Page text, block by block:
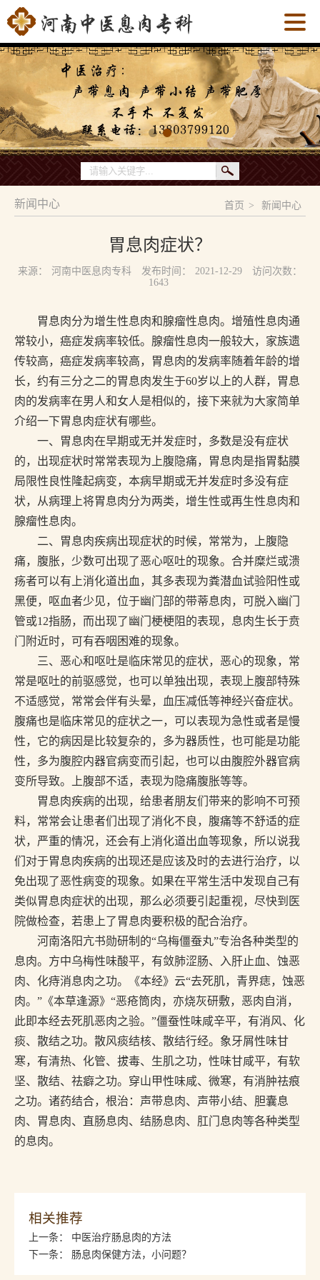
新闻中心 首页 > 新闻中心
胃息肉症状？
来源： 河南中医息肉专科 发布时间： 2021-12-29
访问次数：
1643
胃息肉分为增生性息肉和腺瘤性息肉。增殖性息肉通
常较小，癌症发病率较低。腺瘤性息肉一般较大，家族遗
传较高，癌症发病率较高，胃息肉的发病率随着年龄的增
长，约有三分之二的胃息肉发生于60岁以上的人群，胃息
肉的发病率在男人和女人是相似的，接下来就为大家简单
介绍一下胃息肉症状有哪些。
一、胃息肉在早期或无并发症时，多数是没有症状
的，出现症状时常常表现为上腹隐痛，胃息肉是指胃黏膜
局限性良性隆起病变，本病早期或无并发症时多没有症
状，从病理上将胃息肉分为两类，增生性或再生性息肉和
腺瘤性息肉。
二、胃息肉疾病出现症状的时候，常常为，上腹隐
痛，腹胀，少数可出现了恶心呕吐的现象。合并糜烂或溃
疡者可以有上消化道出血，其多表现为粪潜血试验阳性或
黑便，呕血者少见，位于幽门部的带蒂息肉，可脱入幽门
管或12指肠，而出现了幽门梗梗阻的表现，息肉生长于贲
门附近时，可有吞咽困难的现象。
三、恶心和呕吐是临床常见的症状，恶心的现象，常
常是呕吐的前驱感觉，也可以单独出现，表现上腹部特殊
不适感觉，常常会伴有头晕，血压减低等神经兴奋症状。
腹痛也是临床常见的症状之一，可以表现为急性或者是慢
性，它的病因是比较复杂的，多为器质性，也可能是功能
性，多为腹腔内器官病变而引起，也可以由腹腔外器官病
变所导致。上腹部不适，表现为隐痛腹胀等等。
胃息肉疾病的出现，给患者朋友们带来的影响不可预
料，常常会让患者们出现了消化不良，腹痛等不舒适的症
状，严重的情况，还会有上消化道出血等现象，所以说我
们对于胃息肉疾病的出现还是应该及时的去进行治疗，以
免出现了恶性病变的现象。如果在平常生活中发现自己有
类似胃息肉症状的出现，那么必须要引起重视，尽快到医
院做检查，若患上了胃息肉要积极的配合治疗。
河南洛阳亢书勋研制的“乌梅僵蚕丸”专治各种类型的
息肉。方中乌梅性味酸平，有敛肺涩肠、入肝止血、蚀恶
肉、化痔消息肉之功。《本经》云“去死肌，青界痣，蚀恶
肉。”《本草逢源》“恶疮筒肉，亦烧灰研敷，恶肉自消，
此即本经去死肌恶肉之验。”僵蚕性味咸辛平，有消风、化
痰、散结之功。散风痰结核、散结行经。象牙屑性味甘
寒，有清热、化管、拔毒、生肌之功，性味甘咸平，有软
坚、散结、祛癖之功。穿山甲性味咸、微寒，有消肿祛痕
之功。诸药结合，根治：声带息肉、声带小结、胆囊息
肉、胃息肉、直肠息肉、结肠息肉、肛门息肉等各种类型
的息肉。
相关推荐
上一条： 中医治疗肠息肉的方法
下一条： 肠息肉保健方法，小问题？